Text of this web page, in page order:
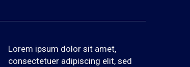
Lorem ipsum dolor sit amet,
consectetuer adipiscing elit, sed